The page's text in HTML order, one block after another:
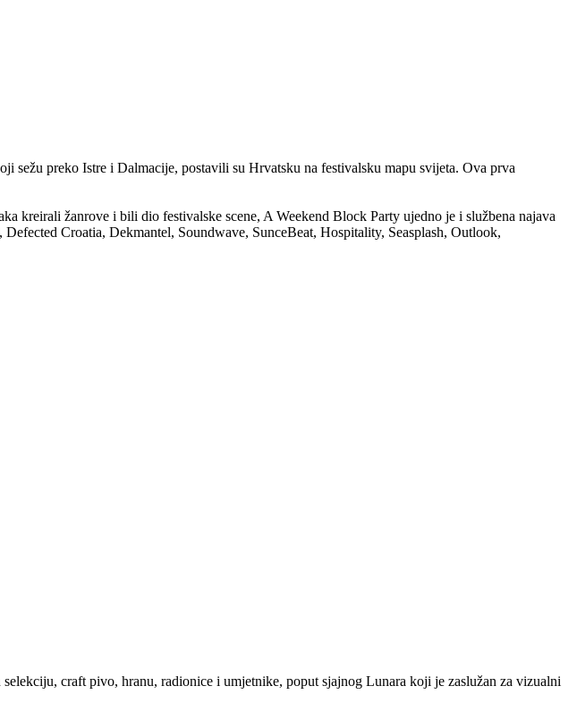
sežu preko Istre i Dalmacije, postavili su Hrvatsku na festivalsku mapu svijeta. Ova prva
kreirali žanrove i bili dio festivalske scene, A Weekend Block Party ujedno je i službena najava
Croatia, Dekmantel, Soundwave, SunceBeat, Hospitality, Seasplash, Outlook,
craft pivo, hranu, radionice i umjetnike, poput sjajnog Lunara koji je zaslužan za vizualni